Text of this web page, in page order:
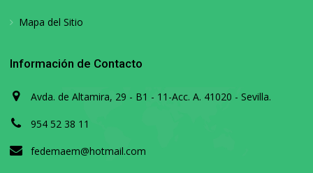
Mapa del Sitio
Información de Contacto
Avda. de Altamira, 29 - B1 - 11-Acc. A. 41020 - Sevilla.
954 52 38 11
fedemaem@hotmail.com